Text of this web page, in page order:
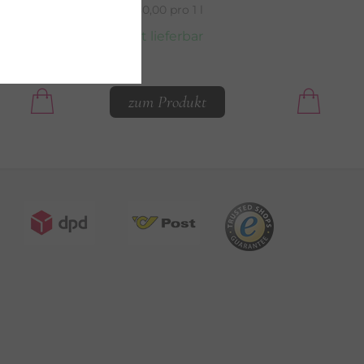
€ 1.780,00 pro 1 l
sofort lieferbar
zum Produkt